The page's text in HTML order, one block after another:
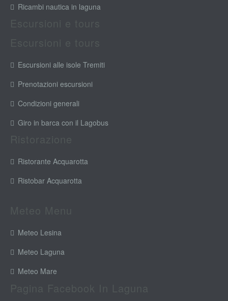
Ricambi nautica in laguna
Escursioni alle isole Tremiti
Prenotazioni escursioni
Condizioni generali
Giro in barca con il Lagobus
Ristorante Acquarotta
Ristobar Acquarotta
Meteo Lesina
Meteo Laguna
Meteo Mare